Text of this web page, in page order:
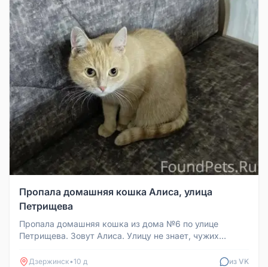
Пропала домашняя кошка Алиса, улица
Петрищева
Пропала домашняя кошка из дома №6 по улице
Петрищева. Зовут Алиса. Улицу не знает, чужих
Дзержинск•10 д из VK